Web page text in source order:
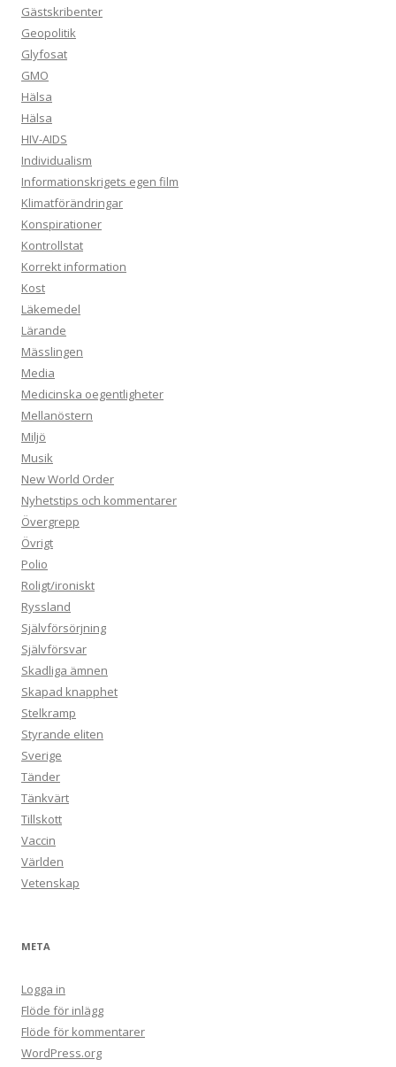
Gästskribenter
Geopolitik
Glyfosat
GMO
Hälsa
Hälsa
HIV-AIDS
Individualism
Informationskrigets egen film
Klimatförändringar
Konspirationer
Kontrollstat
Korrekt information
Kost
Läkemedel
Lärande
Mässlingen
Media
Medicinska oegentligheter
Mellanöstern
Miljö
Musik
New World Order
Nyhetstips och kommentarer
Övergrepp
Övrigt
Polio
Roligt/ironiskt
Ryssland
Självförsörjning
Självförsvar
Skadliga ämnen
Skapad knapphet
Stelkramp
Styrande eliten
Sverige
Tänder
Tänkvärt
Tillskott
Vaccin
Världen
Vetenskap
META
Logga in
Flöde för inlägg
Flöde för kommentarer
WordPress.org